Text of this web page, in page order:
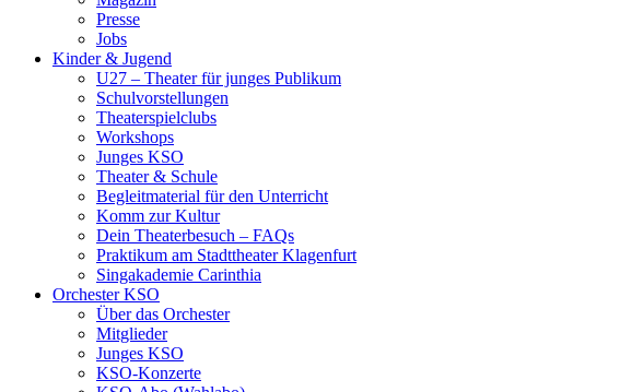
Presse
Jobs
Kinder & Jugend
U27 – Theater für junges Publikum
Schulvorstellungen
Theaterspielclubs
Workshops
Junges KSO
Theater & Schule
Begleitmaterial für den Unterricht
Komm zur Kultur
Dein Theaterbesuch – FAQs
Praktikum am Stadttheater Klagenfurt
Singakademie Carinthia
Orchester KSO
Über das Orchester
Mitglieder
Junges KSO
KSO-Konzerte